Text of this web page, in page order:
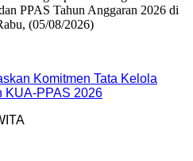
Komitmen Tata Kelola
KUA-PPAS 2026